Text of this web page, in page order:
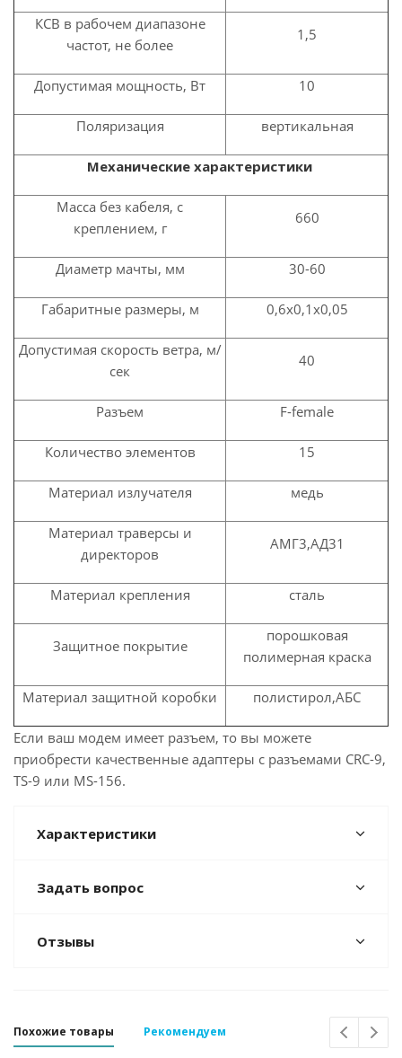
КСВ в рабочем диапазоне
частот, не более
1,5
Допустимая мощность, Вт 10
Поляризация вертикальная
Механические характеристики
Масса без кабеля, с
креплением, г
660
Диаметр мачты, мм 30-60
Габаритные размеры, м 0,6х0,1х0,05
Допустимая скорость ветра, м/
сек
40
Разъем F-female
Количество элементов 15
Материал излучателя медь
Материал траверсы и
директоров
АМГ3,АД31
Материал крепления сталь
Защитное покрытие
порошковая
полимерная краска
Материал защитной коробки полистирол,АБС
Если ваш модем имеет разъем, то вы можете
приобрести качественные адаптеры с разъемами CRC-9,
TS-9 или MS-156.
Характеристики
Задать вопрос
Отзывы
Похожие товары Рекомендуем